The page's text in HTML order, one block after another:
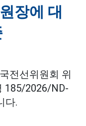
장에 대
전선위원회 위
185/2026/ND-
다.